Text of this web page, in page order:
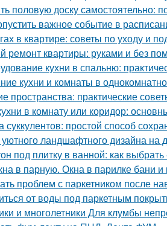
половую доску самостоятельно:
важное событие в
в квартире: советы по уходу и
ремонт квартиры: руками и без
кухни в спальню:
кухни и комнаты в
пространства: практические
в комнату или коридор:
суккулентов: простой способ
ландшафтного дизайна на
под плитку в ванной: как
в парную. Окна в парилке бани
проблем с паркетником после
от воды под паркетным
и многолетники Для клумбы